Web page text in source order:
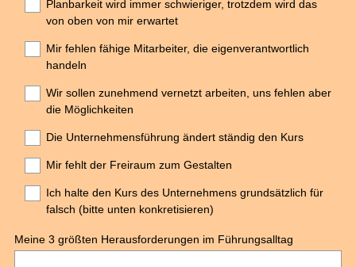
Planbarkeit wird immer schwieriger, trotzdem wird das
von oben von mir erwartet
Mir fehlen fähige Mitarbeiter, die eigenverantwortlich
handeln
Wir sollen zunehmend vernetzt arbeiten, uns fehlen aber
die Möglichkeiten
Die Unternehmensführung ändert ständig den Kurs
Mir fehlt der Freiraum zum Gestalten
Ich halte den Kurs des Unternehmens grundsätzlich für
falsch (bitte unten konkretisieren)
Meine 3 größten Herausforderungen im Führungsalltag